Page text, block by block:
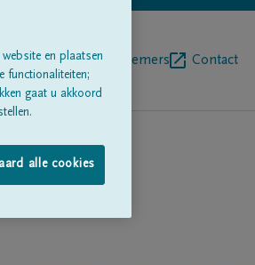
onsBegrafenisondernemers Contact
en plaatsen
functionaliteiten;
gaat u akkoord
alle cookies